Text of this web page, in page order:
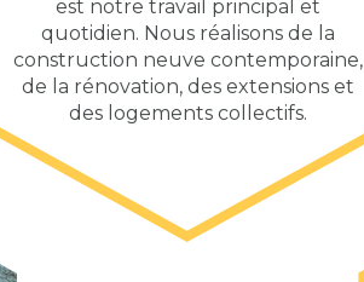
est notre travail principal et
quotidien. Nous réalisons de la
construction neuve contemporaine,
de la rénovation, des extensions et
des logements collectifs.